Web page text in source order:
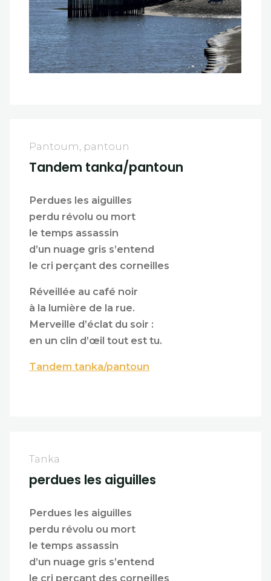
Pantoum, pantoun
Tandem tanka/pantoun
Perdues les aiguilles
perdu révolu ou mort
le temps assassin
d’un nuage gris s’entend
le cri perçant des corneilles
Réveillée au café noir
à la lumière de la rue.
Merveille d’éclat du soir :
en un clin d’œil tout est tu.
Tandem tanka/pantoun
Tanka
perdues les aiguilles
Perdues les aiguilles
perdu révolu ou mort
le temps assassin
d’un nuage gris s’entend
le cri perçant des corneilles